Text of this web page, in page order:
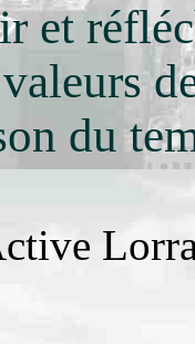
et
valeurs
du